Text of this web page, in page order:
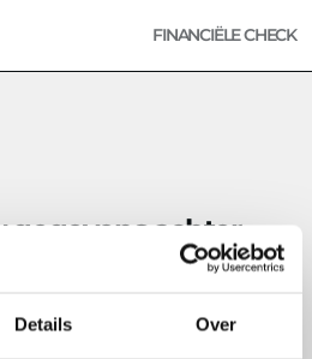
Details Over
FINANCIËLE CHECK
gegevens achter
er snel op terug!